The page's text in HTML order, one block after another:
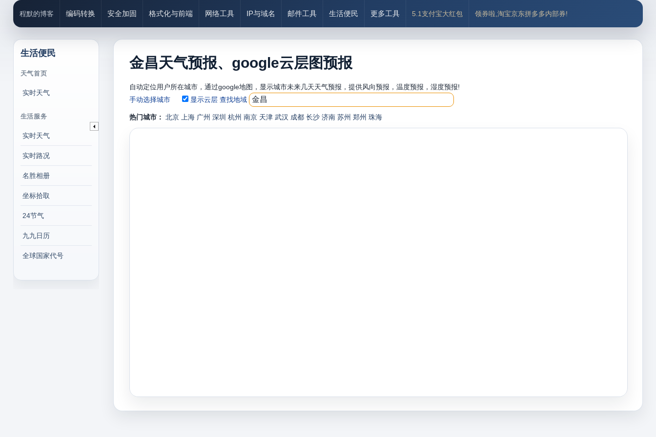
程默的博客 编码转换 安全加固 格式化与前端 网络工具 IP与域名 邮件工具 生活便民 更多工具 5.1支付宝大红包 领券啦,淘宝京东拼多多内部券!
生活便民
天气首页
实时天气
生活服务
实时天气
实时路况
名胜相册
坐标拾取
24节气
九九日历
全球国家代号
金昌天气预报、google云层图预报
自动定位用户所在城市，通过google地图，显示城市未来几天天气预报，提供风向预报，温度预报，湿度预报!
手动选择城市
显示云层 查找地域
热门城市： 北京 上海 广州 深圳 杭州 南京 天津 武汉 成都 长沙 济南 苏州 郑州 珠海